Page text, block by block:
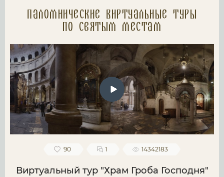
Паломнические Виртуальные туры
по святым местам
90 1 14342183
Виртуальный тур "Храм Гроба Господня"